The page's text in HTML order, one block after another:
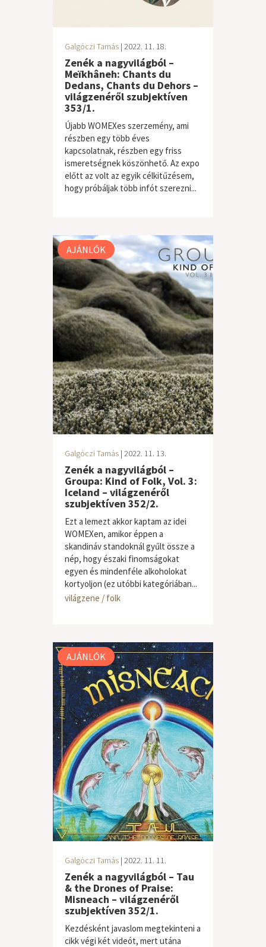
Galgóczi Tamás | 2022. 11. 18.
Zenék a nagyvilágból –
Meïkhâneh: Chants du
Dedans, Chants du Dehors –
világzenéről szubjektíven
353/1.
Újabb WOMEXes szerzemény, ami
részben egy több éves
kapcsolatnak, részben egy friss
ismeretségnek köszönhető. Az expo
előtt az volt az egyik célkitűzésem,
hogy próbáljak több infót szerezni...
világzene / folk
AJÁNLÓK
Galgóczi Tamás | 2022. 11. 13.
Zenék a nagyvilágból –
Groupa: Kind of Folk, Vol. 3:
Iceland – világzenéről
szubjektíven 352/2.
Ezt a lemezt akkor kaptam az idei
WOMEXen, amikor éppen a
skandináv standoknál gyűlt össze a
nép, hogy északi finomságokat
egyen és mindenféle alkoholokat
kortyoljon (ez utóbbi kategóriában...
világzene / folk
AJÁNLÓK
Galgóczi Tamás | 2022. 11. 11.
Zenék a nagyvilágból – Tau
& the Drones of Praise:
Misneach – világzenéről
szubjektíven 352/1.
Kezdésként javaslom megtekinteni a
cikk végi két videót, mert utána